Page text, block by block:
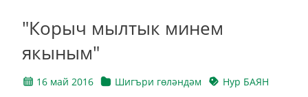
"Корыч мылтык минем
якыным"
16 май 2016 Шигъри гөләндәм Нур БАЯН